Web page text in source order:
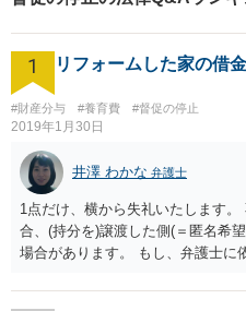
1 リフォームした家の借
#財産分与 #養育費 #督促の停止
2019年1月30日
井澤 わかな 弁護士
1点だけ、横から失礼いたします
合、(持分を)譲渡した側(＝匿名希
場合があります。 もし、弁護士に
おいた方が安心ではないかと思い